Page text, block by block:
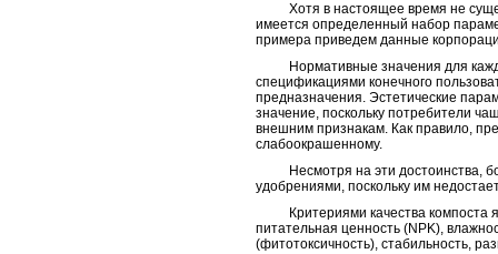
Хотя в настоящее время не
имеется определенный набор
примера приведем данные
Нормативные значения для
спецификациями конечного
предназначения. Эстетические
значение, поскольку потребители
внешним признакам. Как правило,
слабоокрашенному.
Несмотря на эти достоинства,
удобрениями, поскольку им
Критериями качества компоста
питательная ценность (NPK),
(фитотоксичность), стабильность,